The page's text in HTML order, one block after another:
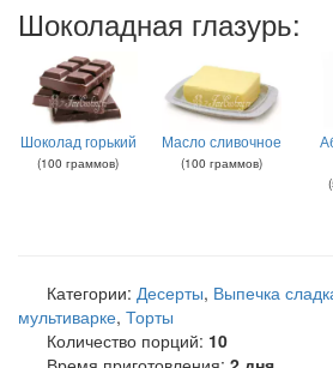
Шоколадная глазурь:
Шоколад горький
(100 граммов)
Масло сливочное
(100 граммов)
(
Категории: Десерты, Выпечка
мультиварке, Торты
Количество порций: 10